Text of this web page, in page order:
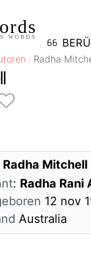
WORDS
Radha
Mitchell
: Radha Rani
12 nov
Australia